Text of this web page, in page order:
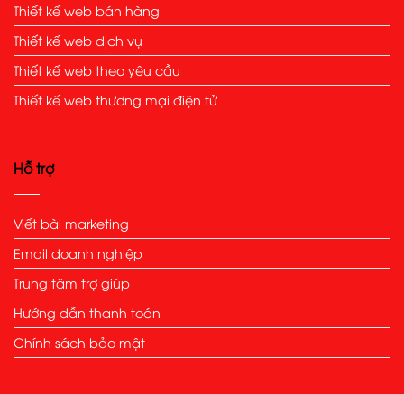
Thiết kế web bán hàng
Thiết kế web dịch vụ
Thiết kế web theo yêu cầu
Thiết kế web thương mại điện tử
Hỗ trợ
Viết bài marketing
Email doanh nghiệp
Trung tâm trợ giúp
Hướng dẫn thanh toán
Chính sách bảo mật